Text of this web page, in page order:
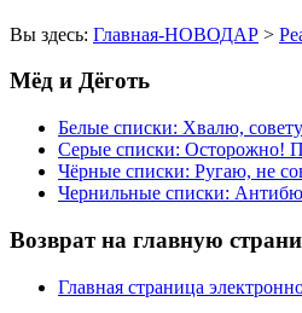
Вы здесь: Главная-НОВОДАР >
Мёд и Дёготь
Белые списки: Хвалю,
Серые списки: Осторожно!
Чёрные списки: Ругаю, не
Чернильные списки:
Возврат на главную
Главная страница